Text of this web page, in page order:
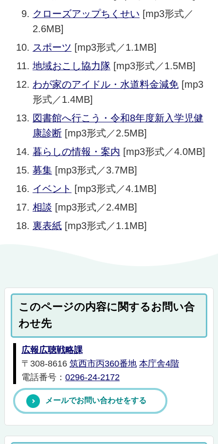
クローズアップちくせい [mp3形式／
2.6MB]
スポーツ [mp3形式／1.1MB]
地域おこし協力隊 [mp3形式／1.5MB]
わが家のアイドル・水道料金減免[mp3
形式／1.4MB]
図書館へ行こう・令和8年度新入学児健
康診断[mp3形式／2.5MB]
暮らしの情報・案内 [mp3形式／4.0MB]
募集 [mp3形式／3.7MB]
イベント
[mp3形式／4.1MB]
相談 [mp3形式／2.4MB]
裏表紙[mp3形式／1.1MB]
このページの内容に関するお問い合
わせ先
広報広聴戦略課
〒308-8616 筑西市丙360番地 本庁舎4階
電話番号： 0296-24-2172
メールでお問い合わせをする